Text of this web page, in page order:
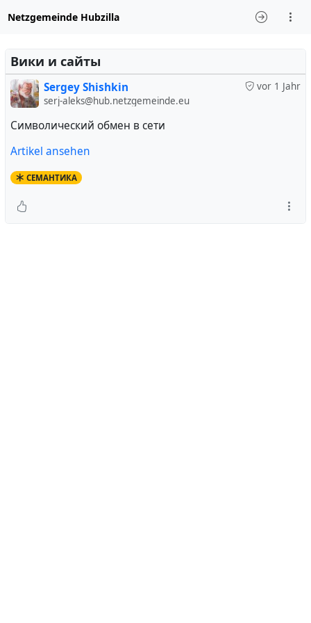
Netzgemeinde Hubzilla
Вики и сайты
vor 1 Jahr
Sergey Shishkin
serj-aleks@hub.netzgemeinde.eu
Символический обмен в сети
Artikel ansehen
СЕМАНТИКА